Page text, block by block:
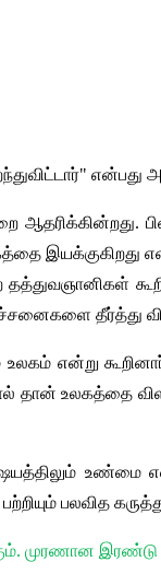
" என்பது
ஆதரிக்கின்றது.
இயக்குகிறது
தத்துவஞானிகள்
தீர்த்து
உலகம் என்று
தான் உலகத்தை
உண்மை
பற்றியும் பலவித
. முரணான இரண்டு